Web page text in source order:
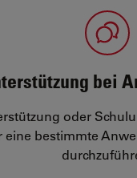
bei
oder
eine bestimmte